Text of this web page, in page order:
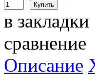
в закладки
сравнение
Описание